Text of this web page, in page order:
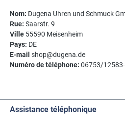
Nom: Dugena Uhren und Schmuck
Rue: Saarstr. 9
Ville 55590 Meisenheim
Pays: DE
E-mail shop@dugena.de
Numéro de téléphone: 06753/
Assistance téléphonique